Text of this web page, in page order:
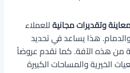
وتقديرات مجانيةللعملاء
والدمام. هذا يساعد في تحديد
من هذه الآفة. كما نقدم عروضاً
الخيرية والمساحات الكبيرة